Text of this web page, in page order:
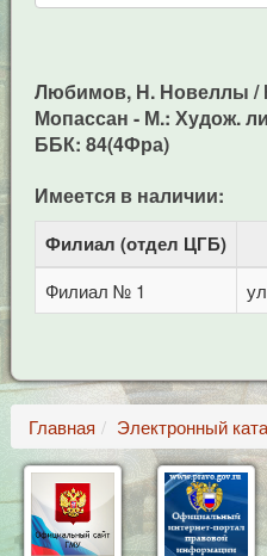
Любимов, Н. Новеллы /
Мопассан - М.: Худож.
ББК: 84(4Фра)
Имеется в наличии:
Филиал (отдел ЦГБ)
Филиал № 1
Главная Электронный